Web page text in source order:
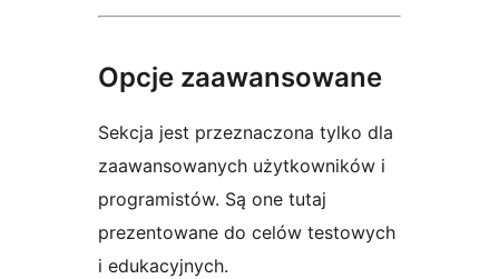
Opcje zaawansowane
Sekcja jest przeznaczona tylko dla
zaawansowanych użytkowników i
programistów. Są one tutaj
prezentowane do celów testowych
i edukacyjnych.